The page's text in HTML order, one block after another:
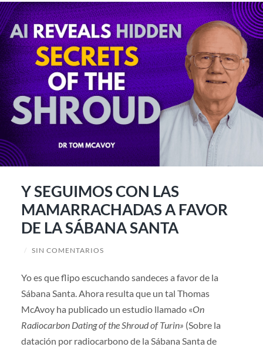
Y SEGUIMOS CON LAS
MAMARRACHADAS A FAVOR
DE LA SÁBANA SANTA
/ SIN COMENTARIOS
Yo es que flipo escuchando sandeces a favor de la
Sábana Santa. Ahora resulta que un tal Thomas
McAvoy ha publicado un estudio llamado «On
Radiocarbon Dating of the Shroud of Turin» (Sobre la
datación por radiocarbono de la Sábana Santa de